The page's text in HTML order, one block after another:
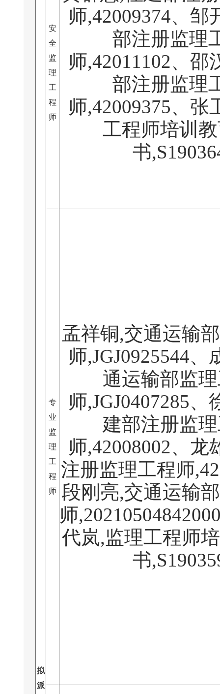
拟
派
安
全
监
理
工
程
师
师,42009374、邹
部注册监理
师,42011102、邵
部注册监理
师,42009375、张
工程师培训
书
专
业
监
理
工
程
师
孟祥铜,交通运输
师,JGJ0925544、
通运输部监
师,JGJ0407285、
建部注册监
师,42008002、龙
注册监理工程师
段刚亮,交通运输
师
代岚,监理工程师
书